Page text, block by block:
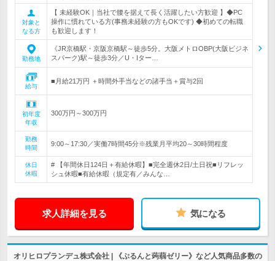
対象と
なる方
【 未経験OK｜当社で腰を据えて長く活躍したい方歓迎 】◆PC
操作に慣れている方(事務未経験の方もOKです) ◆初めての転職
も歓迎します！
勤務地
《JR京橋駅・京阪京橋駅～徒歩5分。大阪メトロOBP(大阪ビジネ
スパーク)駅～徒歩3分／U・Iター…
給与
■月給21万円 ＋時間外手当などの諸手当＋賞与2回
初年度
年収
300万円～300万円
勤務
時間
9:00～17:30／実働7時間45分※残業月平均20～30時間程度
休日
休暇
# 【年間休日124日＋有給休暇】■完全週休2日/土日祝■リフレッ
シュ休暇■有給休暇（規定有／みんな…
求人詳細を見る 気になる
オリヒロプランデュ株式会社 | 《ぷるんと蒟蒻ゼリー》など人気商品多数の